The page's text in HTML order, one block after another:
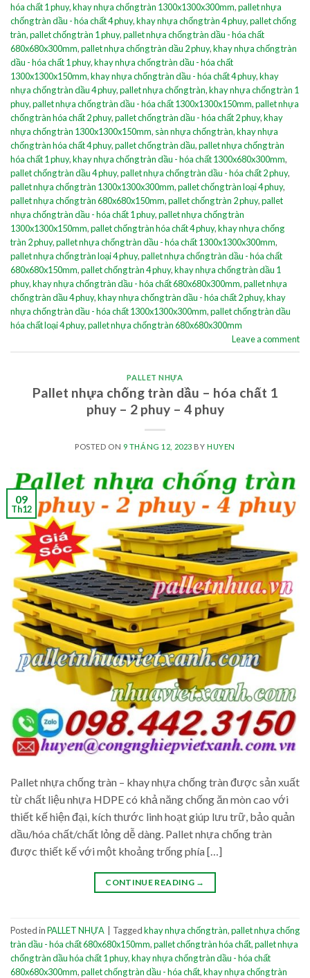
hóa chất 1 phuy,khay nhựa chống tràn 1300x1300x300mm,pallet nhựa
chống tràn dầu - hóa chất 4 phuy,khay nhựa chống tràn 4 phuy,pallet chống
tràn,pallet chống tràn 1 phuy,pallet nhựa chống tràn dầu - hóa chất
680x680x300mm,pallet nhựa chống tràn dầu 2 phuy,khay nhựa chống tràn
dầu - hóa chất 1 phuy,khay nhựa chống tràn dầu - hóa chất
1300x1300x150mm,khay nhựa chống tràn dầu - hóa chất 4 phuy,khay
nhựa chống tràn dầu 4 phuy,pallet nhựa chống tràn,khay nhựa chống tràn 1
phuy,pallet nhựa chống tràn dầu - hóa chất 1300x1300x150mm,pallet nhựa
chống tràn hóa chất 2 phuy,pallet chống tràn dầu - hóa chất 2 phuy,khay
nhựa chống tràn 1300x1300x150mm, sàn nhựa chống tràn,khay nhựa
chống tràn hóa chất 4 phuy,pallet chống tràn dầu,pallet nhựa chống tràn
hóa chất 1 phuy,khay nhựa chống tràn dầu - hóa chất 1300x680x300mm,
pallet chống tràn dầu 4 phuy,pallet nhựa chống tràn dầu - hóa chất 2 phuy,
pallet nhựa chống tràn 1300x1300x300mm,pallet chống tràn loại 4 phuy,
pallet nhựa chống tràn 680x680x150mm,pallet chống tràn 2 phuy,pallet
nhựa chống tràn dầu - hóa chất 1 phuy,pallet nhựa chống tràn
1300x1300x150mm,pallet chống tràn hóa chất 4 phuy,khay nhựa chống
tràn 2 phuy,pallet nhựa chống tràn dầu - hóa chất 1300x1300x300mm,
pallet nhựa chống tràn loại 4 phuy,pallet nhựa chống tràn dầu - hóa chất
680x680x150mm,pallet chống tràn 4 phuy,khay nhựa chống tràn dầu 1
phuy,khay nhựa chống tràn dầu - hóa chất 680x680x300mm,pallet nhựa
chống tràn dầu 4 phuy,khay nhựa chống tràn dầu - hóa chất 2 phuy,khay
nhựa chống tràn dầu - hóa chất 1300x1300x300mm,pallet chống tràn dầu
hóa chất loại 4 phuy,pallet nhựa chống tràn 680x680x300mm
Leave a comment
PALLET NHỰA
Pallet nhựa chống tràn dầu – hóa chất 1
phuy – 2 phuy – 4 phuy
POSTED ON 9 THÁNG 12, 2023 BY HUYEN
09
Th12
Pallet nhựa chống tràn – khay nhựa chống tràn được sản xuất
từ chất liệu nhựa HDPE có khả năng chống ăn mòn cao với
thiết kế hiện đại, kích thước linh hoạt giúp lưu trữ, bảo quản
dầu/hóa chất/chất lỏng dễ dàng. Pallet nhựa chống tràn
được thiết kế với một khoảng trống phía […]
CONTINUE READING →
Posted inPALLET NHỰA Taggedkhay nhựa chống tràn,pallet nhựa chống
tràn dầu - hóa chất 680x680x150mm,pallet chống tràn hóa chất,pallet nhựa
chống tràn dầu hóa chất 1 phuy,khay nhựa chống tràn dầu - hóa chất
680x680x300mm,pallet chống tràn dầu - hóa chất,khay nhựa chống tràn